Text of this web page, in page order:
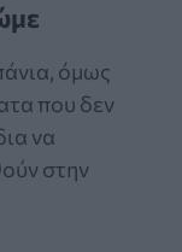
όμως
που δεν
να
στην